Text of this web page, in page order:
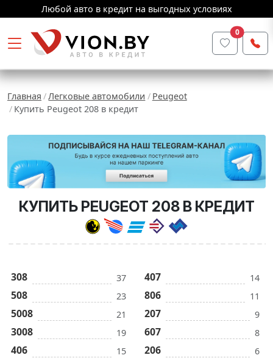
Любой авто в кредит на выгодных условиях
0
Главная Легковые автомобили
Peugeot
Купить Peugeot 208 в кредит
КУПИТЬ PEUGEOT 208 В КРЕДИТ
308 37
508 23
5008 21
3008 19
406 15
407 14
806 11
207 9
607 8
206
6